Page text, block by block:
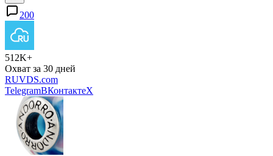
200
512K+
Охват за 30 дней
RUVDS.com
TelegramВКонтактеX